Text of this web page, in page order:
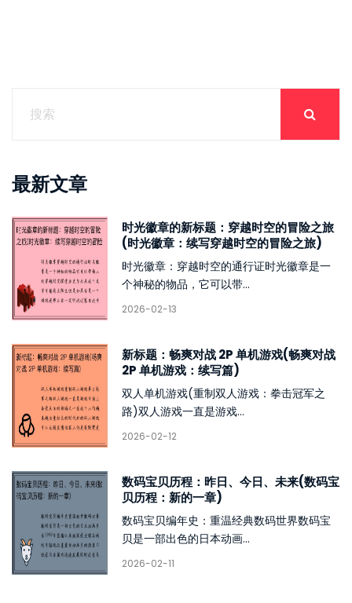
最新文章
时光徽章的新标题：穿越时空的冒险之旅
(时光徽章：续写穿越时空的冒险之旅)
时光徽章：穿越时空的通行证时光徽章是一
个神秘的物品，它可以带...
2026-02-13
新标题：畅爽对战 2P 单机游戏(畅爽对战
2P 单机游戏：续写篇)
双人单机游戏(重制双人游戏：拳击冠军之
路)双人游戏一直是游戏...
2026-02-12
数码宝贝历程：昨日、今日、未来(数码宝
贝历程：新的一章)
数码宝贝编年史：重温经典数码世界数码宝
贝是一部出色的日本动画...
2026-02-11